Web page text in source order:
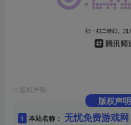
© 版权声明
版权声明
1 本站名称： 无忧免费游戏网